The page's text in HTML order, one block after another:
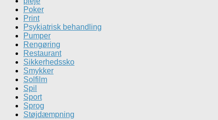
Poker
Print
Psykiatrisk behandling
Pumper
Rengøring
Restaurant
Sikkerhedssko
Smykker
Solfilm
Spil
Sport
Sprog
Støjdæmpning